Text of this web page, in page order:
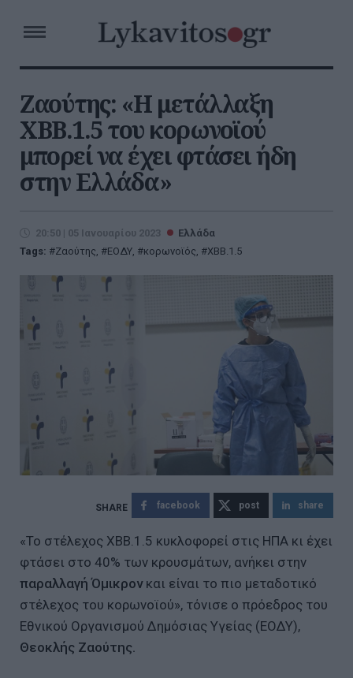
Ζαούτης: «Η μετάλλαξη
ΧΒΒ.1.5 του κορωνοϊού
μπορεί να έχει φτάσει ήδη
στην Ελλάδα»
20:50 | 05 Ιανουαρίου 2023
Ελλάδα
Tags:
Ζαούτης, ΕΟΔΥ, κορωνοϊός, ΧΒΒ.1.5
facebook post share
«Το στέλεχος ΧΒΒ.1.5 κυκλοφορεί στις ΗΠΑ κι έχει
φτάσει στο 40% των κρουσμάτων, ανήκει στην
παραλλαγή Όμικρον και είναι το πιο μεταδοτικό
στέλεχος του κορωνοϊού», τόνισε ο πρόεδρος του
Εθνικού Οργανισμού Δημόσιας Υγείας (ΕΟΔΥ),
Θεοκλής Ζαούτης.